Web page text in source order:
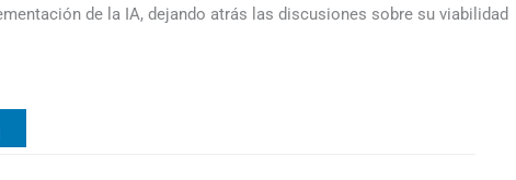
de la IA, dejando atrás las discusiones sobre su viabilidad